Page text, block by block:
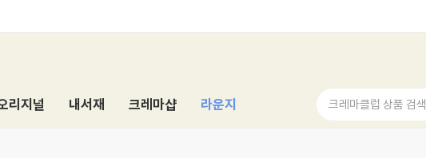
리지널 내서재 크레마샵 라운지 크레마클럽 상품 검색